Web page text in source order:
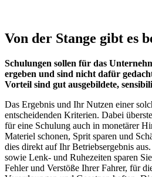
Von der Stange gibt es
Schulungen sollen für das
ergeben und sind nicht dafür
Vorteil sind gut ausgebildete,
Das Ergebnis und Ihr Nutzen einer
entscheidenden Kriterien. Dabei
für eine Schulung auch in monetärer
Materiel schonen, Sprit sparen und
dies direkt auf Ihr Betriebsergebnis
sowie Lenk- und Ruhezeiten sparen
Fehler und Verstöße Ihrer Fahrer, für